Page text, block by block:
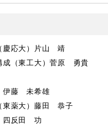
慶応大）片山 靖
成（東工大）菅原 勇貴
伊藤 未希雄
東薬大）藤田 恭子
四反田 功